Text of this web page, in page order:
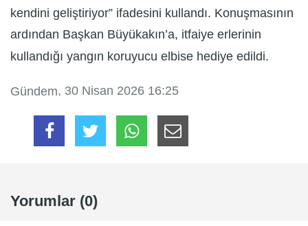
kendini geliştiriyor” ifadesini kullandı. Konuşmasının
ardından Başkan Büyükakın’a, itfaiye erlerinin
kullandığı yangın koruyucu elbise hediye edildi.
Gündem, 30 Nisan 2026 16:25
Yorumlar (0)